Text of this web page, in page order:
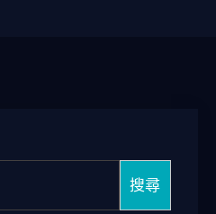
搜尋